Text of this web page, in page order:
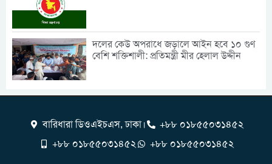
দলের কেউ অপরাধে জড়ালে আইন হবে ১০ গুণ
বেশি শক্তিশালী: প্রতিমন্ত্রী মীর হেলাল উদ্দীন
বারিধারা ডিওএইচএস, ঢাকা।
+৮৮ ০১৮৫৫০৩১৪৫২
+৮৮ ০১৮৫৫০৩১৪৫২
+৮৮ ০১৮৫৫০৩১৪৫২